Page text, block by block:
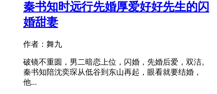
秦书知时远行先婚厚爱好好先生的闪
婚甜妻
作者：舞九
破镜不重圆，男二暗恋上位，闪婚，先婚后爱，双洁。
秦书知陪沈奕琛从低谷到东山再起，眼看就要结婚，
他...